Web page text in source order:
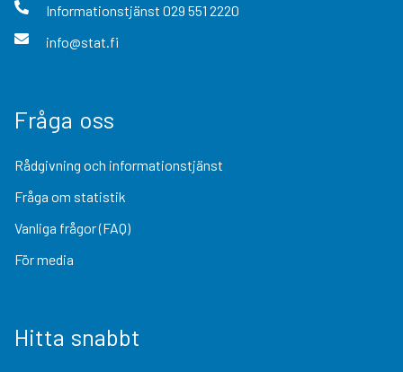
Informationstjänst 029 551 2220
info@stat.fi
Fråga oss
Rådgivning och informationstjänst
Fråga om statistik
Vanliga frågor (FAQ)
För media
Hitta snabbt